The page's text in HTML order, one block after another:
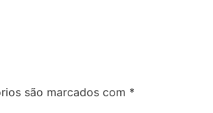
são marcados com *